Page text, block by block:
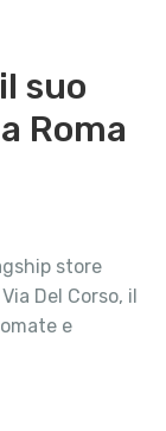
suo
Roma
store
Del Corso, il
e